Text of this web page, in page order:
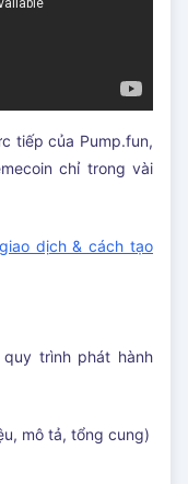
tiếp của Pump.fun,
chỉ trong vài
dịch & cách tạo
quy trình phát hành
mô tả, tổng cung)